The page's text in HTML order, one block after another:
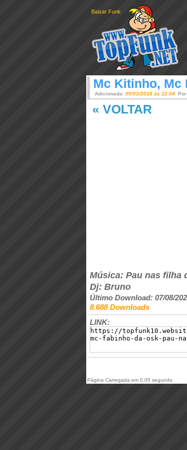
Baixar Funk
Mc Kitinho, Mc
Adicionada: 05/03/2018 ás 12:04 .
« VOLTAR
Música: Pau nas filha
Dj: Bruno
Último Download: 07/08/
8.688 Downloads
LINK:
Página Carregada em 0.05 segundo